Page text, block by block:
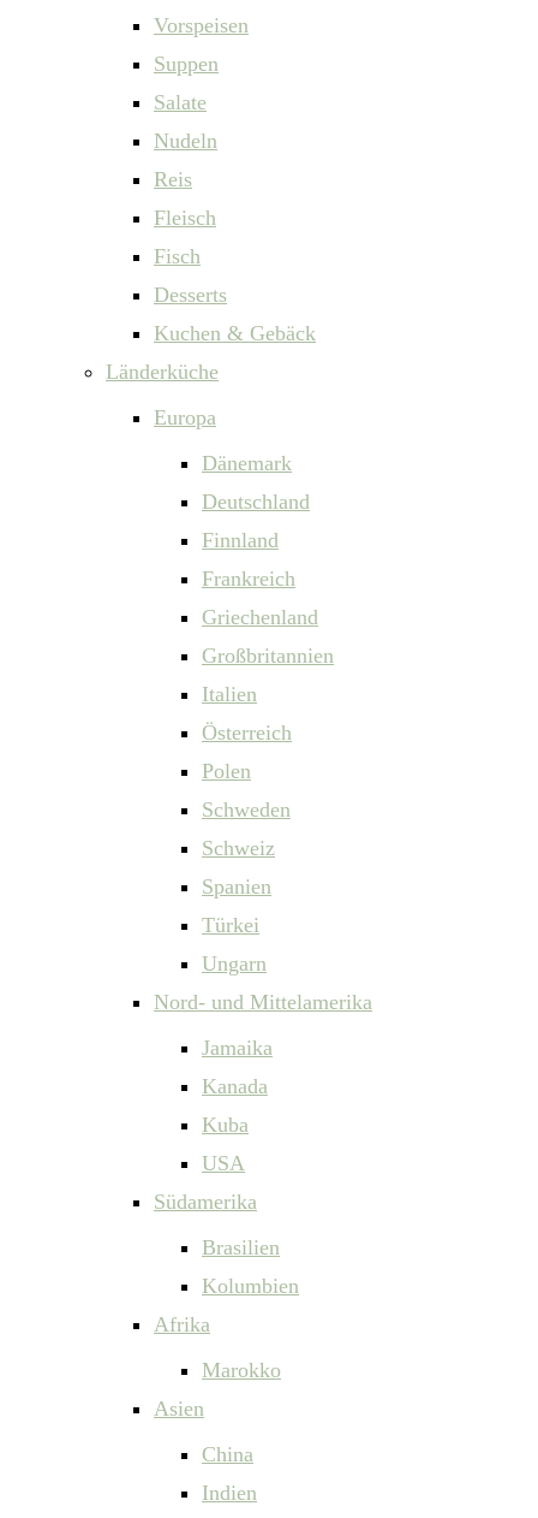
Vorspeisen
Suppen
Salate
Nudeln
Reis
Fleisch
Fisch
Desserts
Kuchen & Gebäck
Länderküche
Europa
Dänemark
Deutschland
Finnland
Frankreich
Griechenland
Großbritannien
Italien
Österreich
Polen
Schweden
Schweiz
Spanien
Türkei
Ungarn
Nord- und Mittelamerika
Jamaika
Kanada
Kuba
USA
Südamerika
Brasilien
Kolumbien
Afrika
Marokko
Asien
China
Indien